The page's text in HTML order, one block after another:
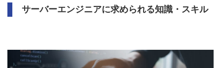
サーバーエンジニアに求められる知識・スキル